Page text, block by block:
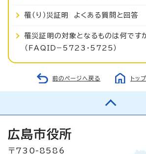
罹（り）災証明 よくある質問と回答
罹災証明の対象となるものは何ですか
（FAQID−5723・5725）
前のページへ戻る トッ
広島市役所
〒730-8586